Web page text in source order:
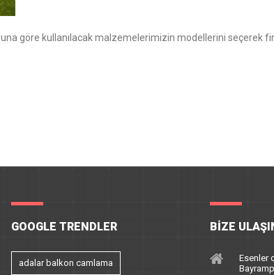
göre kullanılacak malzemelerimizin modellerini seçerek
GOOGLE TRENDLER
adalar balkon camlama
BIZE
Esenler